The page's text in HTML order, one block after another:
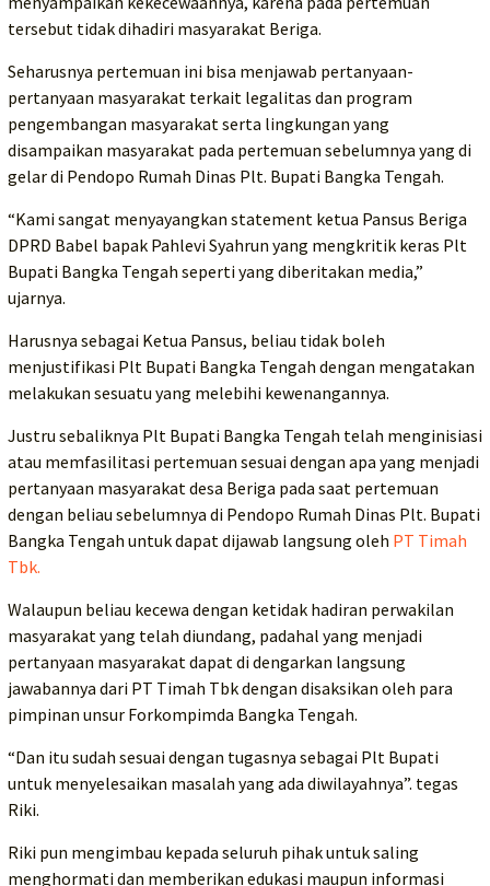
tersebut tidak dihadiri masyarakat Beriga.
Seharusnya pertemuan ini bisa menjawab pertanyaan-
pertanyaan masyarakat terkait legalitas dan program
pengembangan masyarakat serta lingkungan yang
disampaikan masyarakat pada pertemuan sebelumnya yang di
gelar di Pendopo Rumah Dinas Plt. Bupati Bangka Tengah.
“Kami sangat menyayangkan statement ketua Pansus Beriga
DPRD Babel bapak Pahlevi Syahrun yang mengkritik keras Plt
Bupati Bangka Tengah seperti yang diberitakan media,”
ujarnya.
Harusnya sebagai Ketua Pansus, beliau tidak boleh
menjustifikasi Plt Bupati Bangka Tengah dengan mengatakan
melakukan sesuatu yang melebihi kewenangannya.
Justru sebaliknya Plt Bupati Bangka Tengah telah menginisiasi
atau memfasilitasi pertemuan sesuai dengan apa yang menjadi
pertanyaan masyarakat desa Beriga pada saat pertemuan
dengan beliau sebelumnya di Pendopo Rumah Dinas Plt. Bupati
Bangka Tengah untuk dapat dijawab langsung oleh PT Timah
Tbk.
Walaupun beliau kecewa dengan ketidak hadiran perwakilan
masyarakat yang telah diundang, padahal yang menjadi
pertanyaan masyarakat dapat di dengarkan langsung
jawabannya dari PT Timah Tbk dengan disaksikan oleh para
pimpinan unsur Forkompimda Bangka Tengah.
“Dan itu sudah sesuai dengan tugasnya sebagai Plt Bupati
untuk menyelesaikan masalah yang ada diwilayahnya”. tegas
Riki.
Riki pun mengimbau kepada seluruh pihak untuk saling
menghormati dan memberikan edukasi maupun informasi